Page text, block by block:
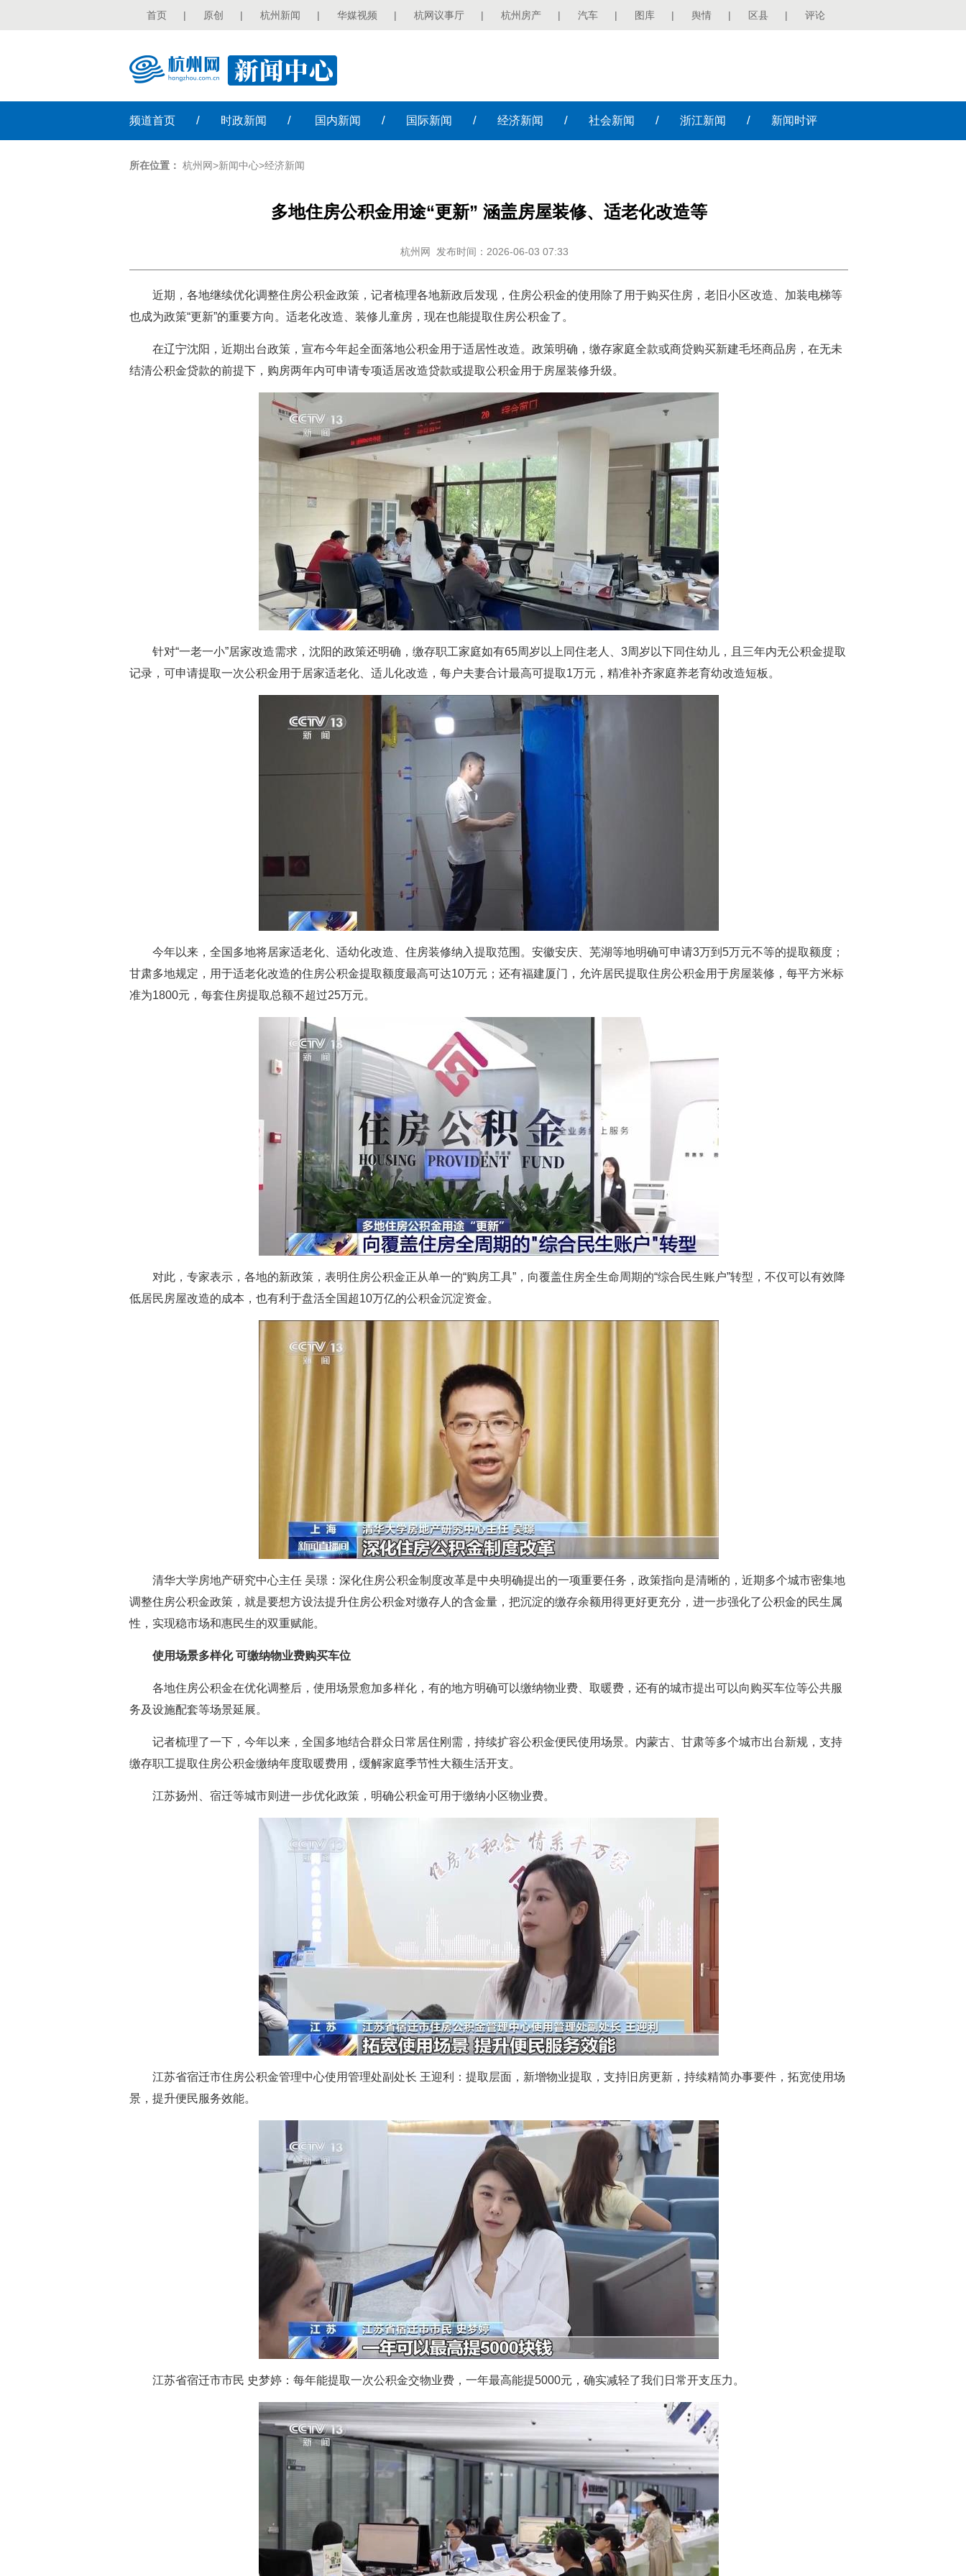
首页 | 原创 | 杭州新闻 | 华媒视频 | 杭网议事厅 | 杭州房产 | 汽车 | 图库 | 舆情 | 区县 | 评论
频道首页 / 时政新闻 / 国内新闻 / 国际新闻 / 经济新闻 / 社会新闻 / 浙江新闻 / 新闻时评
所在位置： 杭州网>新闻中心>经济新闻
多地住房公积金用途“更新” 涵盖房屋装修、适老化改造等
杭州网 发布时间：2026-06-03 07:33
近期，各地继续优化调整住房公积金政策，记者梳理各地新政后发现，住房公积金的使用除了用于购买住房，老旧小区改造、加装电梯等
也成为政策“更新”的重要方向。适老化改造、装修儿童房，现在也能提取住房公积金了。
在辽宁沈阳，近期出台政策，宣布今年起全面落地公积金用于适居性改造。政策明确，缴存家庭全款或商贷购买新建毛坯商品房，在无未
结清公积金贷款的前提下，购房两年内可申请专项适居改造贷款或提取公积金用于房屋装修升级。
针对“一老一小”居家改造需求，沈阳的政策还明确，缴存职工家庭如有65周岁以上同住老人、3周岁以下同住幼儿，且三年内无公积金提取
记录，可申请提取一次公积金用于居家适老化、适儿化改造，每户夫妻合计最高可提取1万元，精准补齐家庭养老育幼改造短板。
今年以来，全国多地将居家适老化、适幼化改造、住房装修纳入提取范围。安徽安庆、芜湖等地明确可申请3万到5万元不等的提取额度；
甘肃多地规定，用于适老化改造的住房公积金提取额度最高可达10万元；还有福建厦门，允许居民提取住房公积金用于房屋装修，每平方米标
准为1800元，每套住房提取总额不超过25万元。
对此，专家表示，各地的新政策，表明住房公积金正从单一的“购房工具”，向覆盖住房全生命周期的“综合民生账户”转型，不仅可以有效降
低居民房屋改造的成本，也有利于盘活全国超10万亿的公积金沉淀资金。
清华大学房地产研究中心主任 吴璟：深化住房公积金制度改革是中央明确提出的一项重要任务，政策指向是清晰的，近期多个城市密集地
调整住房公积金政策，就是要想方设法提升住房公积金对缴存人的含金量，把沉淀的缴存余额用得更好更充分，进一步强化了公积金的民生属
性，实现稳市场和惠民生的双重赋能。
使用场景多样化 可缴纳物业费购买车位
各地住房公积金在优化调整后，使用场景愈加多样化，有的地方明确可以缴纳物业费、取暖费，还有的城市提出可以向购买车位等公共服
务及设施配套等场景延展。
记者梳理了一下，今年以来，全国多地结合群众日常居住刚需，持续扩容公积金便民使用场景。内蒙古、甘肃等多个城市出台新规，支持
缴存职工提取住房公积金缴纳年度取暖费用，缓解家庭季节性大额生活开支。
江苏扬州、宿迁等城市则进一步优化政策，明确公积金可用于缴纳小区物业费。
江苏省宿迁市住房公积金管理中心使用管理处副处长 王迎利：提取层面，新增物业提取，支持旧房更新，持续精简办事要件，拓宽使用场
景，提升便民服务效能。
江苏省宿迁市市民 史梦婷：每年能提取一次公积金交物业费，一年最高能提5000元，确实减轻了我们日常开支压力。